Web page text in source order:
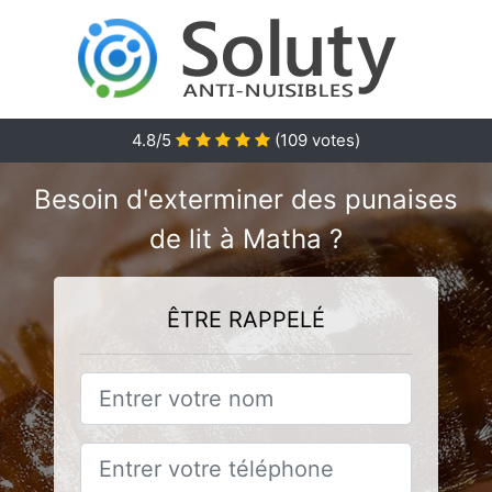
4.8/5 (109 votes)
Besoin d'exterminer des punaises
de lit à Matha ?
ÊTRE RAPPELÉ